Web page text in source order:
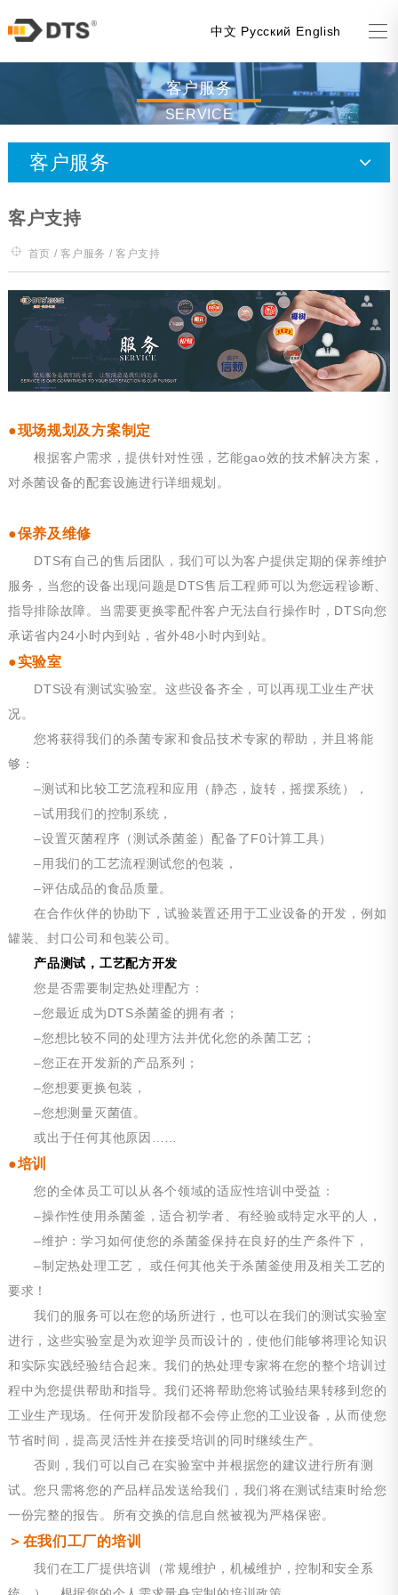
中文 Русский English
客户服务
SERVICE
客户服务
常见问题
首页 /客户服务 / 客户支持
客户支持
●现场规划及方案制定
根据客户需求，提供针对性强，艺能gao效的技术解决方案，
对杀菌设备的配套设施进行详细规划。
●保养及维修
DTS有自己的售后团队，我们可以为客户提供定期的保养维护
服务，当您的设备出现问题是DTS售后工程师可以为您远程诊断、
指导排除故障。当需要更换零配件客户无法自行操作时，DTS向您
承诺省内24小时内到站，省外48小时内到站。
●实验室
DTS设有测试实验室。这些设备齐全，可以再现工业生产状
况。
您将获得我们的杀菌专家和食品技术专家的帮助，并且将能
够：
–测试和比较工艺流程和应用（静态，旋转，摇摆系统），
–试用我们的控制系统，
–设置灭菌程序（测试杀菌釜）配备了F0计算工具）
–用我们的工艺流程测试您的包装，
–评估成品的食品质量。
在合作伙伴的协助下，试验装置还用于工业设备的开发，例如
罐装、封口公司和包装公司。
产品测试，工艺配方开发
您是否需要制定热处理配方：
–您最近成为DTS杀菌釜的拥有者；
–您想比较不同的处理方法并优化您的杀菌工艺；
–您正在开发新的产品系列；
–您想要更换包装，
–您想测量灭菌值。
或出于任何其他原因……
●培训
您的全体员工可以从各个领域的适应性培训中受益：
–操作性使用杀菌釜，适合初学者、有经验或特定水平的人，
–维护：学习如何使您的杀菌釜保持在良好的生产条件下，
–制定热处理工艺， 或任何其他关于杀菌釜使用及相关工艺的
要求！
我们的服务可以在您的场所进行，也可以在我们的测试实验室
进行，这些实验室是为欢迎学员而设计的，使他们能够将理论知识
和实际实践经验结合起来。我们的热处理专家将在您的整个培训过
程中为您提供帮助和指导。我们还将帮助您将试验结果转移到您的
工业生产现场。任何开发阶段都不会停止您的工业设备，从而使您
节省时间，提高灵活性并在接受培训的同时继续生产。
否则，我们可以自己在实验室中并根据您的建议进行所有测
试。您只需将您的产品样品发送给我们，我们将在测试结束时给您
一份完整的报告。所有交换的信息自然被视为严格保密。
＞在我们工厂的培训
我们在工厂提供培训（常规维护，机械维护，控制和安全系